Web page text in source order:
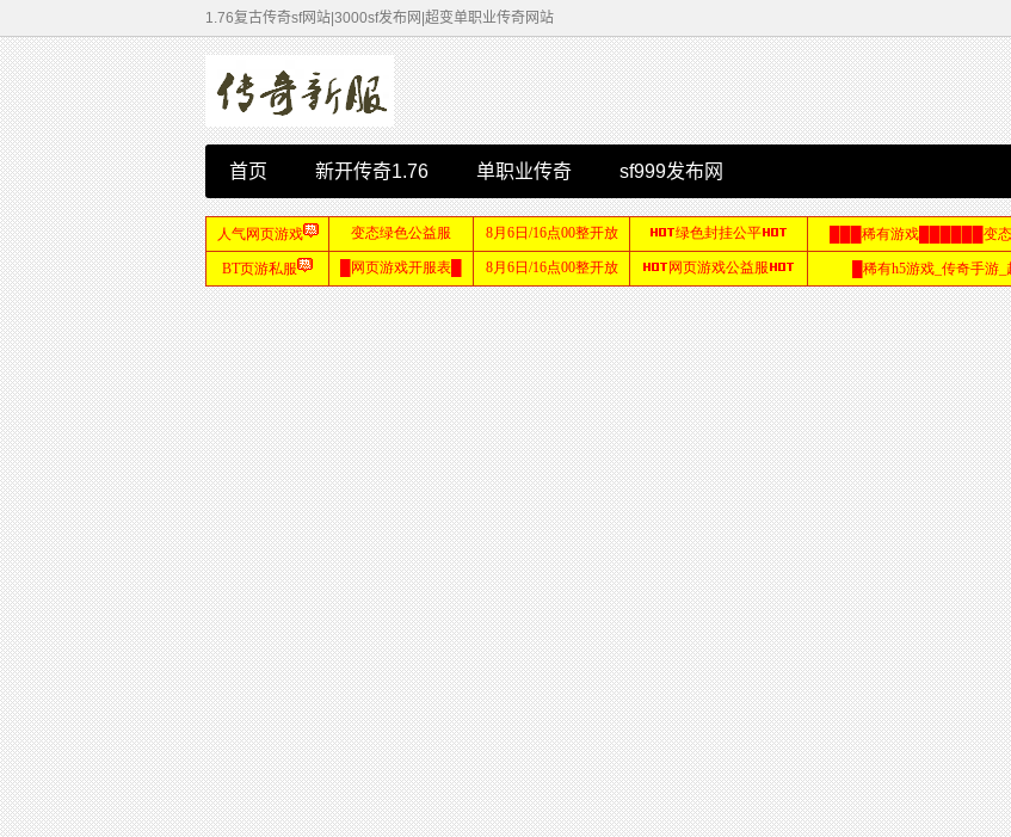
1.76复古传奇sf网站|3000sf发布网|超变单职业传奇网站
首页 新开传奇1.76 单职业传奇 sf999发布网